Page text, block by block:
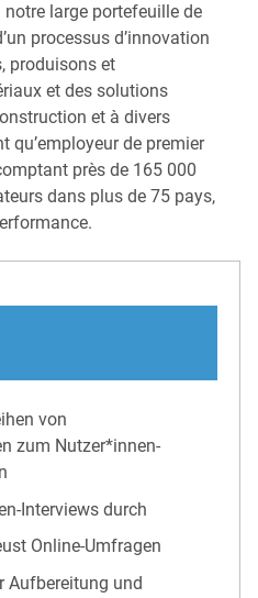
notre large portefeuille de
processus d’innovation
produisons et
et des solutions
et à divers
qu’employeur de premier
près de 165 000
dans plus de 75 pays,
von
zum Nutzer*innen-
Interviews durch
Online-Umfragen
Aufbereitung und